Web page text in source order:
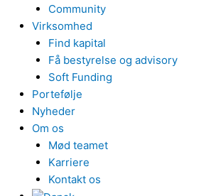
Community
Virksomhed
Find kapital
Få bestyrelse og advisory
Soft Funding
Portefølje
Nyheder
Om os
Mød teamet
Karriere
Kontakt os